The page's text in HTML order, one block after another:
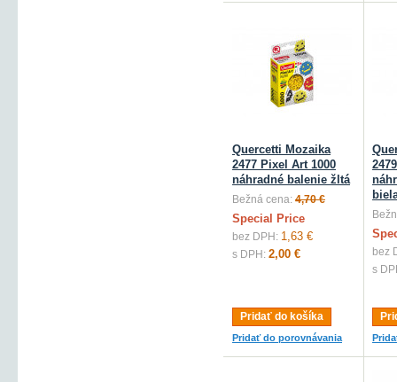
Quercetti Mozaika
2477 Pixel Art 1000
náhradné balenie žltá
Bežná cena: 4,70 €
Special Price
bez DPH: 1,63 €
s DPH: 2,00 €
Pridať do košíka
Pridať do porovnávania
bez
s